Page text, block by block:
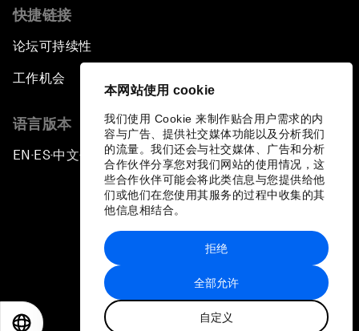
本网站使用 cookie
我们使用 Cookie 来制作贴合用户需求的内
容与广告、提供社交媒体功能以及分析我们
的流量。我们还会与社交媒体、广告和分析
合作伙伴分享您对我们网站的使用情况，这
些合作伙伴可能会将此类信息与您提供给他
们或他们在您使用其服务的过程中收集的其
他信息相结合。
全部允许
自定义
拒绝
快捷链接
论坛可持续性
工作机会
语言版本
EN ▪ES▪中文▪ 日本語
站点地图
世界经济论坛